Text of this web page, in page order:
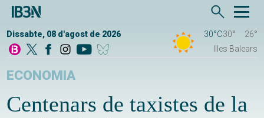
Dissabte, 08 d'agost de 2026 30°C30°
26°
Illes Balears
ECONOMIA
Centenars de taxistes de la